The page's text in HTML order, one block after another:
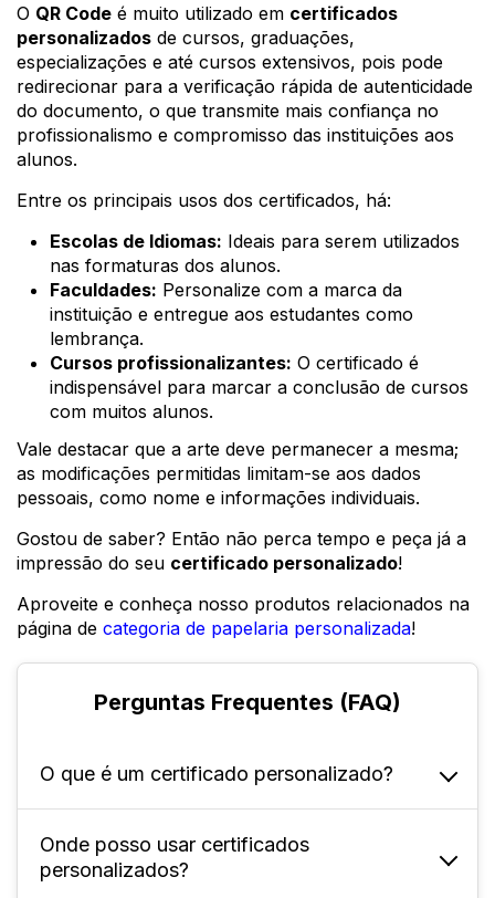
O QR Code é muito utilizado em certificados
personalizados de cursos, graduações,
especializações e até cursos extensivos, pois pode
redirecionar para a verificação rápida de autenticidade
do documento, o que transmite mais confiança no
profissionalismo e compromisso das instituições aos
alunos.
Entre os principais usos dos certificados, há:
Escolas de Idiomas: Ideais para serem utilizados
nas formaturas dos alunos.
Faculdades: Personalize com a marca da
instituição e entregue aos estudantes como
lembrança.
Cursos profissionalizantes: O certificado é
indispensável para marcar a conclusão de cursos
com muitos alunos.
Vale destacar que a arte deve permanecer a mesma;
as modificações permitidas limitam-se aos dados
pessoais, como nome e informações individuais.
Gostou de saber? Então não perca tempo e peça já a
impressão do seu certificado personalizado!
Aproveite e conheça nosso produtos relacionados na
página de categoria de papelaria personalizada!
Perguntas Frequentes (FAQ)
O que é um certificado personalizado?
Ele é um documento produzido
especialmente para reconhecer a
Onde posso usar certificados
personalizados?